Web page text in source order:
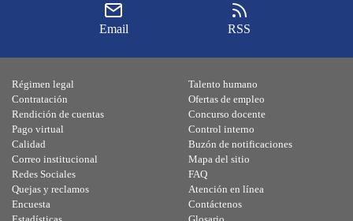
Email RSS
Régimen legal
Contratación
Rendición de cuentas
Pago virtual
Calidad
Talento humano
Ofertas de empleo
Concurso docente
Control interno
Buzón de notificaciones
Correo institucional
Redes Sociales
Quejas y reclamos
Encuesta
Mapa del sitio
FAQ
Atención en línea
Contáctenos